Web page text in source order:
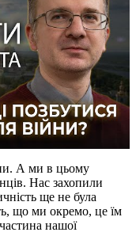
А ми в цьому
Нас захопили
ще не була
що ми окремо, це їм
нашої